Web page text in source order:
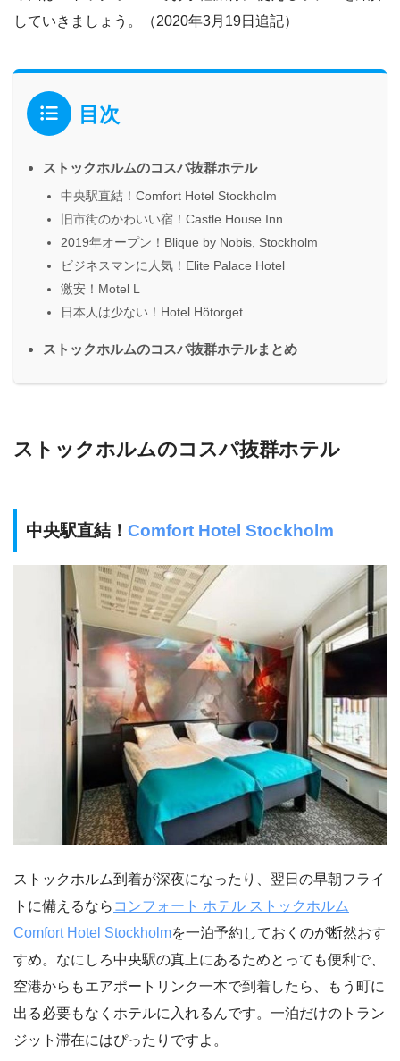
していきましょう。（2020年3月19日追記）
目次
ストックホルムのコスパ抜群ホテル
中央駅直結！Comfort Hotel Stockholm
旧市街のかわいい宿！Castle House Inn
2019年オープン！Blique by Nobis, Stockholm
ビジネスマンに人気！Elite Palace Hotel
激安！Motel L
日本人は少ない！Hotel Hötorget
ストックホルムのコスパ抜群ホテルまとめ
ストックホルムのコスパ抜群ホテル
中央駅直結！ Comfort Hotel Stockholm
ストックホルム到着が深夜になったり、翌日の早朝フライ
トに備えるなら コンフォート ホテル ストックホルム
Comfort Hotel Stockholmを一泊予約しておくのが断然おす
すめ。なにしろ中央駅の真上にあるためとっても便利で、
空港からもエアポートリンク一本で到着したら、もう町に
出る必要もなくホテルに入れるんです。一泊だけのトラン
ジット滞在にはぴったりですよ。